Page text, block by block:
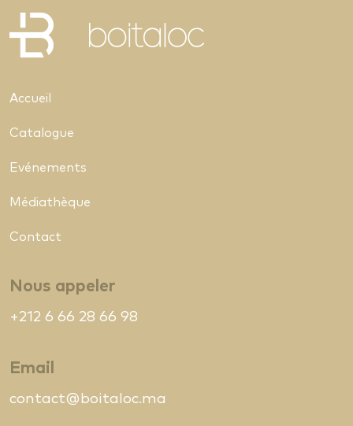
Accueil
Catalogue
Evénements
Médiathèque
Contact
Nous appeler
+212 6 66 28 66 98
Email
contact@boitaloc.ma